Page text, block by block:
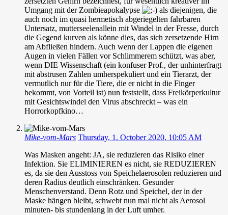
Umgang mit der Zombieapokalypse
als diejenigen, die
auch noch im quasi hermetisch abgeriegelten fahrbaren
Untersatz, mutterseelenallein mit Windel in der Fresse, durch
die Gegend kurven als könne dies, das sich zersetzende Hirn
am Abfließen hindern. Auch wenn der Lappen die eigenen
Augen in vielen Fällen vor Schlimmerem schützt, was aber,
wenn DIE Wissenschaft (ein konfuser Prof., der unhinterfragt
mit abstrusen Zahlen umherspekuliert und ein Tierarzt, der
vermutlich nur für die Tiere, die er nicht in die Finger
bekommt, von Vorteil ist) nun feststellt, dass Freikörperkultur
mit Gesichtswindel den Virus abschreckt – was ein
Horrorkopfkino…
Mike-vom-Mars Thursday, 1. October 2020, 10:05 AM
Was Masken angeht: JA, sie reduzieren das Risiko einer
Infektion. Sie ELIMINIEREN es nicht, sie REDUZIEREN
es, da sie den Ausstoss von Speichelaerosolen reduzieren und
deren Radius deutlich einschränken. Gesunder
Menschenverstand. Denn Rotz und Speichel, der in der
Maske hängen bleibt, schwebt nun mal nicht als Aerosol
minuten- bis stundenlang in der Luft umher.